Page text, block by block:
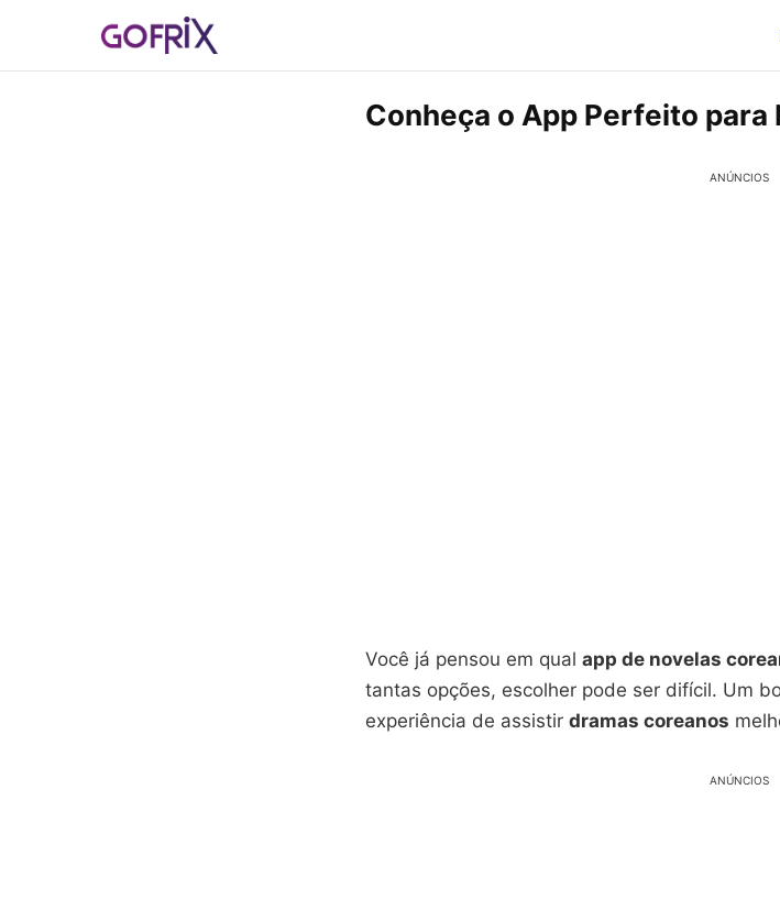
Conheça o App Perfeito para
ANÚNCIOS
Você já pensou em qual app de novelas
tantas opções, escolher pode ser difícil. Um
experiência de assistir dramas coreanos
ANÚNCIOS